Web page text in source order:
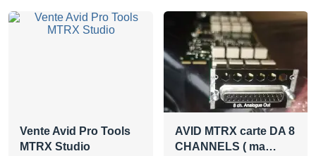
Vente Avid Pro Tools
MTRX Studio
AVID MTRX carte DA 8
CHANNELS ( ma…